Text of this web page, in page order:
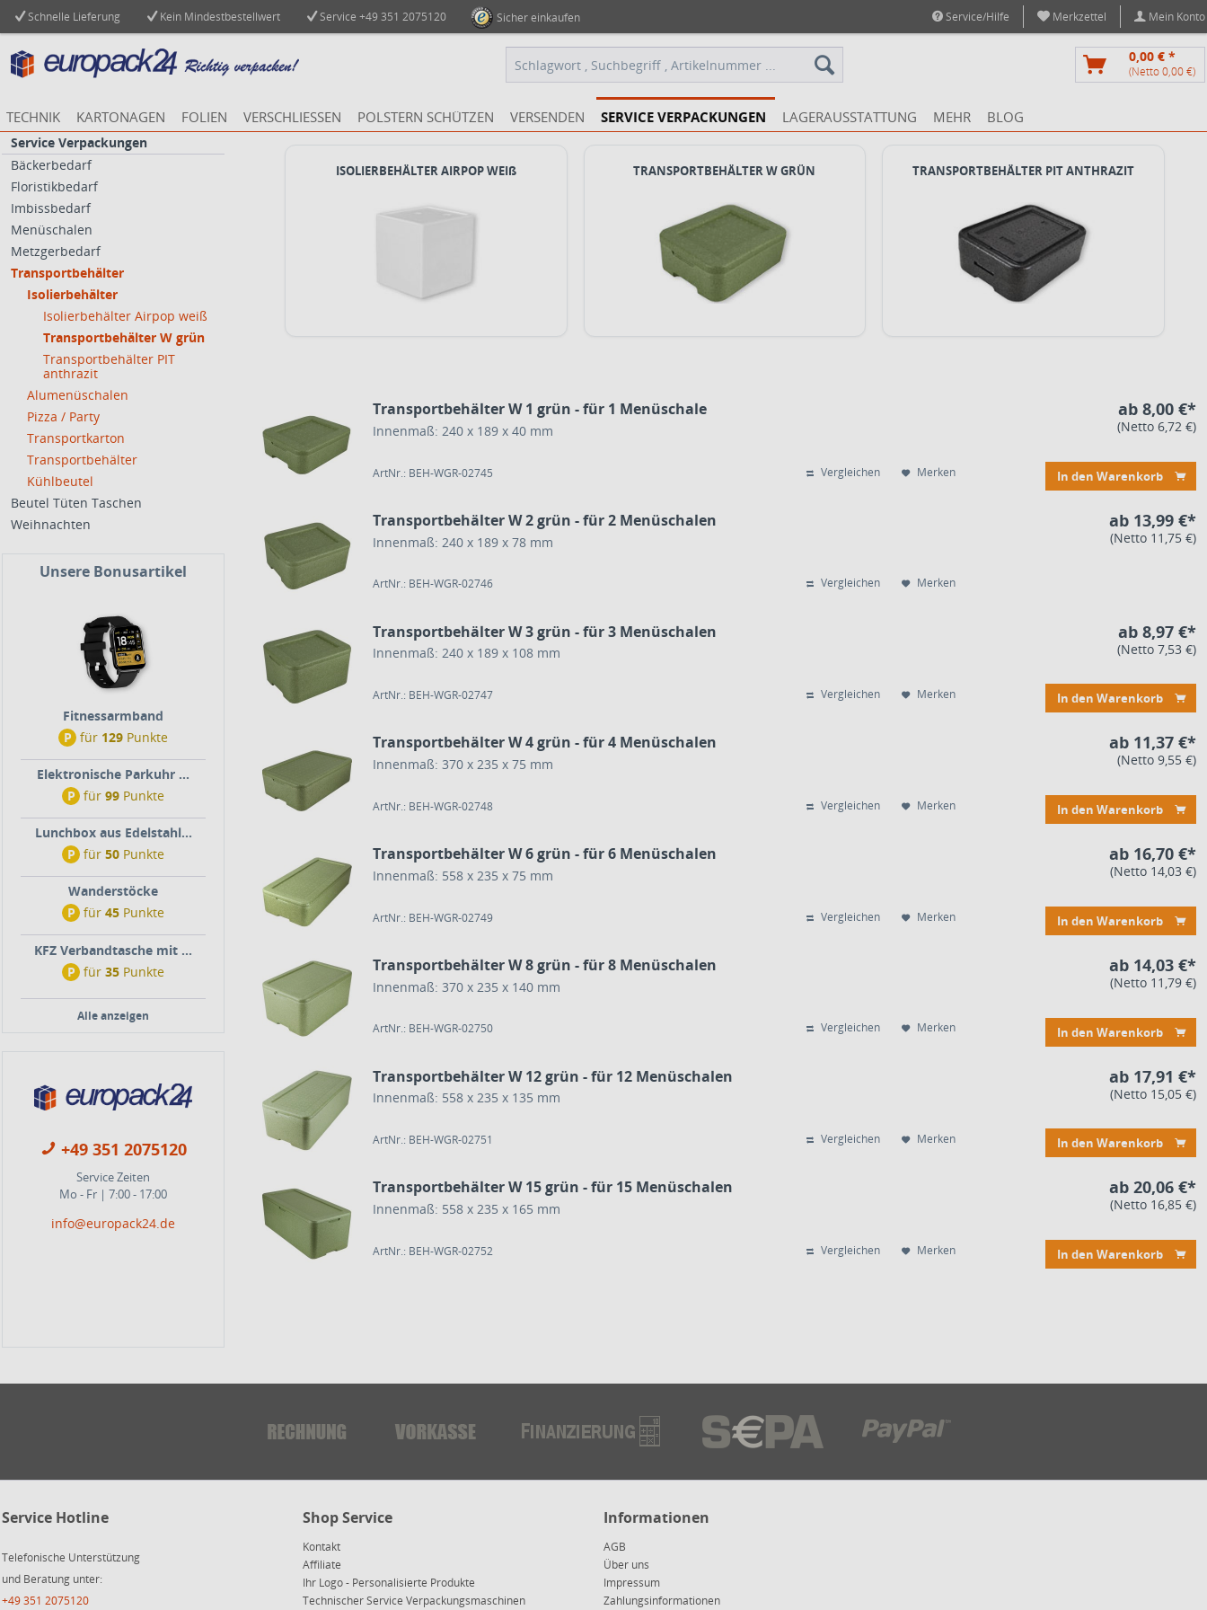
Schnelle Lieferung Kein Mindestbestellwert Service +49 351 2075120 Sicher einkaufen Service/Hilfe Merkzettel Mein Konto
0,00 € *
(Netto 0,00 €)
TECHNIK KARTONAGEN FOLIEN VERSCHLIESSEN POLSTERN SCHÜTZEN VERSENDEN SERVICE VERPACKUNGEN LAGERAUSSTATTUNG MEHR BLOG
Service Verpackungen
Bäckerbedarf
Floristikbedarf
Imbissbedarf
Menüschalen
Metzgerbedarf
Transportbehälter
Isolierbehälter
Isolierbehälter Airpop weiß
Transportbehälter W grün
Transportbehälter PIT
anthrazit
Alumenüschalen
Pizza / Party
Transportkarton
Transportbehälter
Kühlbeutel
Beutel Tüten Taschen
Weihnachten
Unsere Bonusartikel
Fitnessarmband
P für 129 Punkte
Elektronische Parkuhr ...
P für 99 Punkte
Lunchbox aus Edelstahl...
P für 50 Punkte
Wanderstöcke
P für 45 Punkte
KFZ Verbandtasche mit ...
P für 35 Punkte
Alle anzeigen
+49 351 2075120
Service Zeiten
Mo - Fr | 7:00 - 17:00
info@europack24.de
ISOLIERBEHÄLTER AIRPOP WEIß TRANSPORTBEHÄLTER W GRÜN TRANSPORTBEHÄLTER PIT ANTHRAZIT
Transportbehälter W 1 grün - für 1 Menüschale
Innenmaß: 240 x 189 x 40 mm
ArtNr.: BEH-WGR-02745 Vergleichen Merken
ab 8,00 €*
(Netto 6,72 €)
In den Warenkorb
Transportbehälter W 2 grün - für 2 Menüschalen
Innenmaß: 240 x 189 x 78 mm
ArtNr.: BEH-WGR-02746 Vergleichen Merken
ab 13,99 €*
(Netto 11,75 €)
Transportbehälter W 3 grün - für 3 Menüschalen
Innenmaß: 240 x 189 x 108 mm
ArtNr.: BEH-WGR-02747 Vergleichen Merken
ab 8,97 €*
(Netto 7,53 €)
In den Warenkorb
Transportbehälter W 4 grün - für 4 Menüschalen
Innenmaß: 370 x 235 x 75 mm
ArtNr.: BEH-WGR-02748 Vergleichen Merken
ab 11,37 €*
(Netto 9,55 €)
In den Warenkorb
Transportbehälter W 6 grün - für 6 Menüschalen
Innenmaß: 558 x 235 x 75 mm
ArtNr.: BEH-WGR-02749 Vergleichen Merken
ab 16,70 €*
(Netto 14,03 €)
In den Warenkorb
Transportbehälter W 8 grün - für 8 Menüschalen
Innenmaß: 370 x 235 x 140 mm
ArtNr.: BEH-WGR-02750 Vergleichen Merken
ab 14,03 €*
(Netto 11,79 €)
In den Warenkorb
Transportbehälter W 12 grün - für 12 Menüschalen
Innenmaß: 558 x 235 x 135 mm
ArtNr.: BEH-WGR-02751 Vergleichen Merken
ab 17,91 €*
(Netto 15,05 €)
In den Warenkorb
Transportbehälter W 15 grün - für 15 Menüschalen
Innenmaß: 558 x 235 x 165 mm
ArtNr.: BEH-WGR-02752 Vergleichen Merken
ab 20,06 €*
(Netto 16,85 €)
In den Warenkorb
Service Hotline
Telefonische Unterstützung
und Beratung unter:
+49 351 2075120
Shop Service
Kontakt
Affiliate
Ihr Logo - Personalisierte Produkte
Technischer Service Verpackungsmaschinen
Informationen
AGB
Über uns
Impressum
Zahlungsinformationen